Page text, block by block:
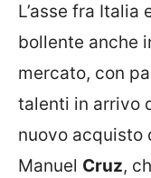
L’asse fra Italia
bollente anche
mercato, con
talenti in arrivo
nuovo acquisto
Manuel Cruz,